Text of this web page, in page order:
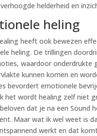
helderheid en
heling
heeft ook bewezen
heling. De trillingen
waardoor onderdrukte
kunnen komen en
bevordert emotionele
het wordt healing zelf niet
dat je na een Sound
Maar wat ik wel weet is
werkt en dat